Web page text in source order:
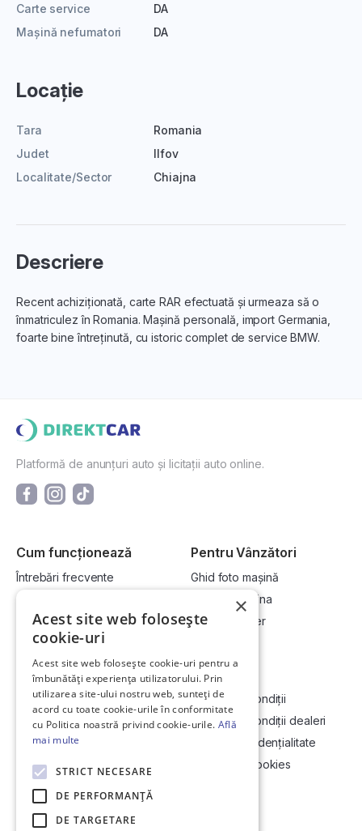
Carte service
DA
Mașină nefumatori
DA
Locație
Tara
Romania
Judet
Ilfov
Localitate/Sector
Chiajna
Descriere
Recent achiziționată, carte RAR efectuată și urmeaza să o
înmatriculez în Romania. Mașină personală, import Germania,
foarte bine întreținută, cu istoric complet de service BMW.
Platformă de anunțuri auto și licitații auto online.
Cum funcționează
Întrebări frecvente
Cum vând la licitație?
Pentru Vânzători
Ghid foto mașină
Vinde-ți mașina
Devino dealer
Link-uri utile
Informații utile vizionare
Contact
Soluționarea Online a litigiilor
ANCP
Compania
Termeni și condiții
Termeni și condiții dealeri
Politică confidențialitate
Politica de cookies
×
Acest site web folosește
cookie-uri
Acest site web folosește cookie-uri pentru a
îmbunătăți experiența utilizatorului. Prin
utilizarea site-ului nostru web, sunteți de
acord cu toate cookie-urile în conformitate
cu Politica noastră privind cookie-urile. Află
mai multe
STRICT NECESARE
DE PERFORMANȚĂ
DE TARGETARE